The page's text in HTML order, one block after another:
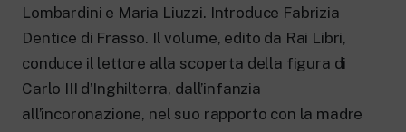
Approfondimenti culturali su Arte,
Lombardini e Maria Liuzzi. Introduce Fabrizia
Dentice di Frasso. Il volume, edito da Rai Libri,
conduce il lettore alla scoperta della figura di
Carlo III d’Inghilterra, dall’infanzia
all’incoronazione, nel suo rapporto con la madre